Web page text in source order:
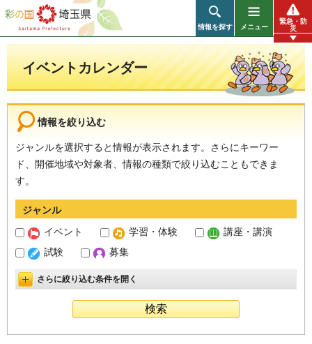
彩の国 埼玉県
情報を探す メニュー
緊急・防
災
イベントカレンダー
情報を絞り込む
ジャンルを選択すると情報が表示されます。さらにキーワー
ド、開催地域や対象者、情報の種類で絞り込むこともできま
す。
ジャンル
イベント
学習・体験
講座・講演
試験
募集
詳細設定を開く
さらに絞り込む条件を開く